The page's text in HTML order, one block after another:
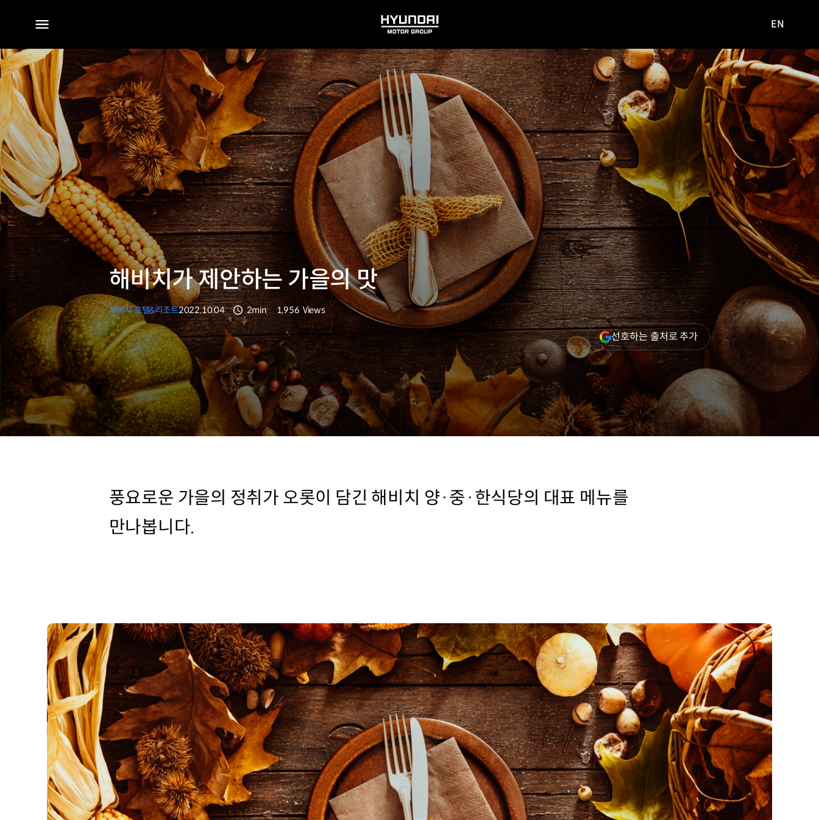
전체
메뉴
HYUNDAI
MOTOR
GROUP
사이트로
이동
EN
해비치가 제안하는 가을의 맛
해비치 호텔&리조트2022.10.04
분량
2min
조회수
1,956 Views
선호하는 출처로 추가(새
창
열림)
풍요로운 가을의 정취가 오롯이 담긴 해비치 양·중·한식당의 대표 메뉴를
만나봅니다.